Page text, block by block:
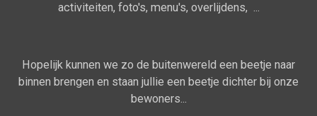
activiteiten, foto's, menu's, overlijdens, ...
Hopelijk kunnen we zo de buitenwereld een beetje naar
binnen brengen en staan jullie een beetje dichter bij onze
bewoners...